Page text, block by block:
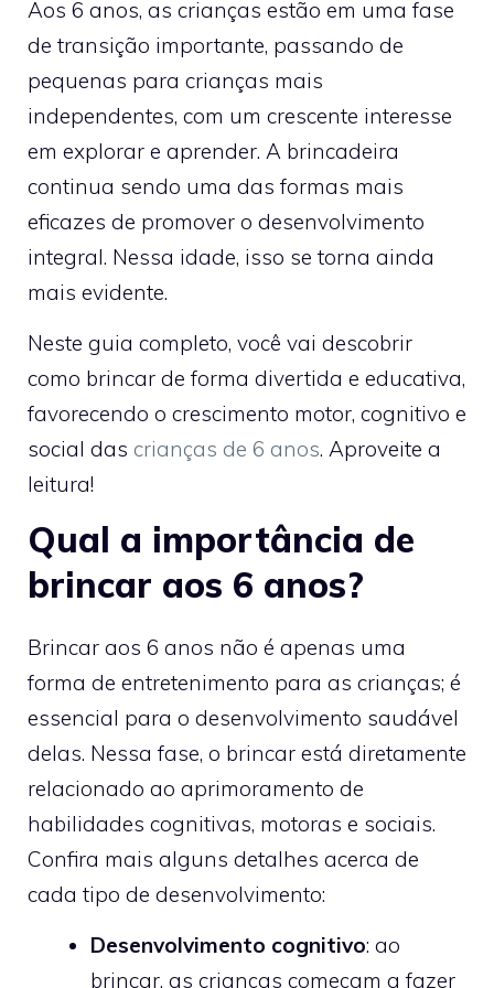
Aos 6 anos, as crianças estão em uma fase
de transição importante, passando de
pequenas para crianças mais
independentes, com um crescente interesse
em explorar e aprender. A brincadeira
continua sendo uma das formas mais
eficazes de promover o desenvolvimento
integral. Nessa idade, isso se torna ainda
mais evidente.
Neste guia completo, você vai descobrir
como brincar de forma divertida e educativa,
favorecendo o crescimento motor, cognitivo e
social das crianças de 6 anos. Aproveite a
leitura!
Qual a importância de
brincar aos 6 anos?
Brincar aos 6 anos não é apenas uma
forma de entretenimento para as crianças; é
essencial para o desenvolvimento saudável
delas. Nessa fase, o brincar está diretamente
relacionado ao aprimoramento de
habilidades cognitivas, motoras e sociais.
Confira mais alguns detalhes acerca de
cada tipo de desenvolvimento:
Desenvolvimento cognitivo: ao
brincar, as crianças começam a fazer